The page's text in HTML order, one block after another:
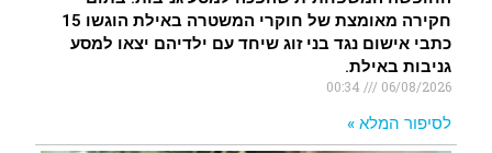
חקירה מאומצת של חוקרי המשטרה באילת הוגשו 15
כתבי אישום נגד בני זוג שיחד עם ילדיהם יצאו למסע
גניבות באילת.
06/08/2026
לסיפור המלא »